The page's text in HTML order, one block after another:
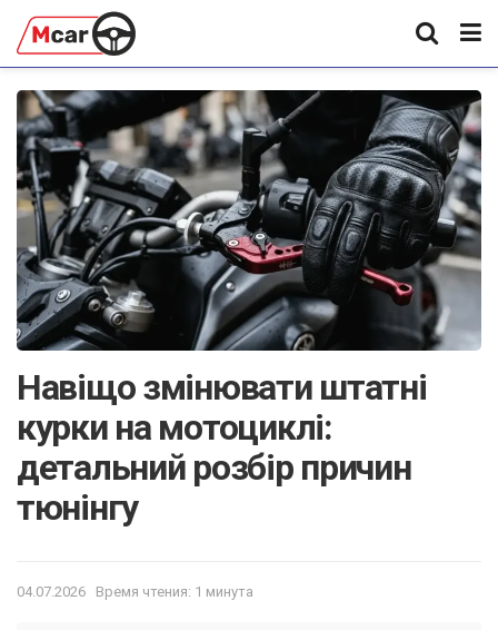
Навіщо змінювати штатні
курки на мотоциклі:
детальний розбір причин
тюнінгу
04.07.2026 Время чтения: 1 минута